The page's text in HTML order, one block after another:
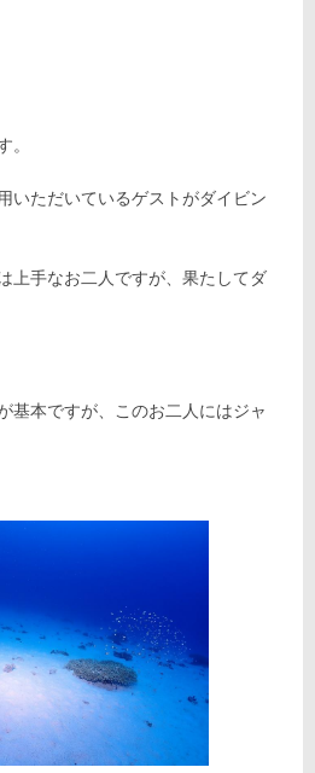
。
いただいているゲストがダイビン
上手なお二人ですが、果たしてダ
基本ですが、このお二人にはジャ